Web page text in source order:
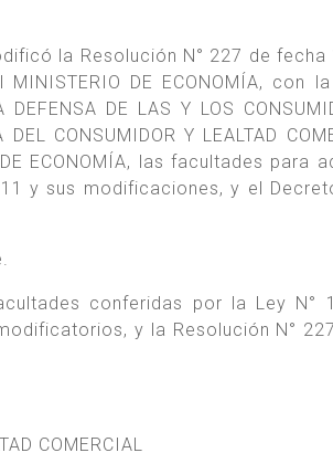
la Resolución N° 227 de fecha
DE ECONOMÍA, con
DE LAS Y LOS
CONSUMIDOR Y LEALTAD
DE ECONOMÍA, las facultades para
y sus modificaciones, y el
conferidas por la Ley N°
y la Resolución N°
COMERCIAL